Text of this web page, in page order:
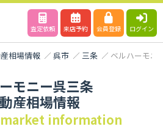
査定依頼 来店予約 会員登録 ログイン
相場情報 呉市 三条 ベルハーモニ
モニー呉三条
産相場情報
market information